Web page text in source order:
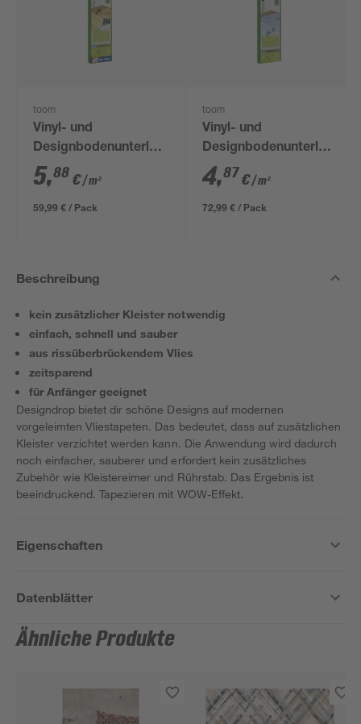
toom
Vinyl- und
Designbodenunterlage
'Aquastop' 1,5 mm,
1,2 x 8,5 m, 10,2 m² +
Tape
5,88 €/ m²
59,99 € / Pack
toom
Vinyl- und
Designbodenunterlage
1 mm, 1,2 x 12,5 m, 15
m²
4,87€/ m²
72,99 € / Pack
Beschreibung
kein zusätzlicher Kleister notwendig
einfach, schnell und sauber
aus rissüberbrückendem Vlies
zeitsparend
für Anfänger geeignet
Designdrop bietet dir schöne Designs auf modernen
vorgeleimten Vliestapeten. Das bedeutet, dass auf zusätzlichen
Kleister verzichtet werden kann. Die Anwendung wird dadurch
noch einfacher, sauberer und erfordert kein zusätzliches
Zubehör wie Kleistereimer und Rührstab. Das Ergebnis ist
beeindruckend. Tapezieren mit WOW-Effekt.
Eigenschaften
Datenblätter
Ähnliche Produkte